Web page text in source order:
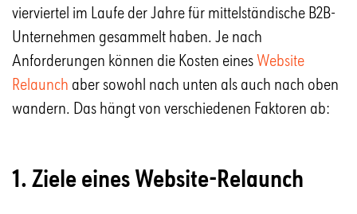
vierviertel im Laufe der Jahre für mittelständische B2B-
Unternehmen gesammelt haben. Je nach
Anforderungen können die Kosten einesWebsite
Relaunch aber sowohl nach unten als auch nach oben
wandern. Das hängt von verschiedenen Faktoren ab:
1. Ziele eines Website-Relaunch